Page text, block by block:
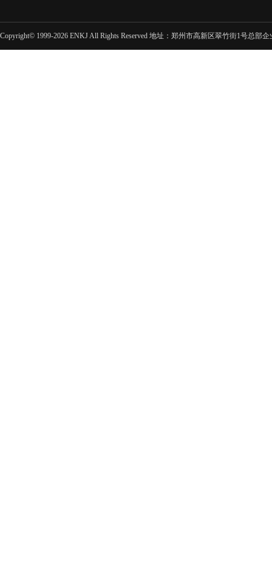
Copyright© 1999-2026 ENKJ All Rights Reserved 地址：郑州市高新区翠竹街1号